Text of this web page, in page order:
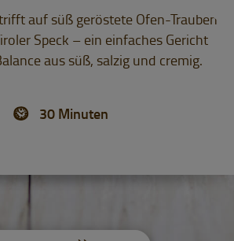
auf süß geröstete Ofen-Trauben
Speck – ein einfaches Gericht
aus süß, salzig und cremig.
30 Minuten